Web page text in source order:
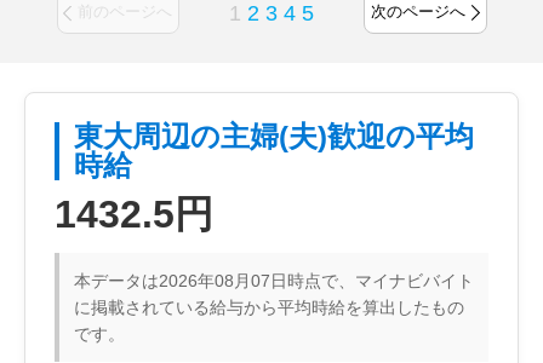
前のページへ 1 2 3 4 5 次のページへ
東大周辺の主婦(夫)歓迎の平均
時給
1432.5円
本データは2026年08月07日時点で、マイナビバイト
に掲載されている給与から平均時給を算出したもの
です。